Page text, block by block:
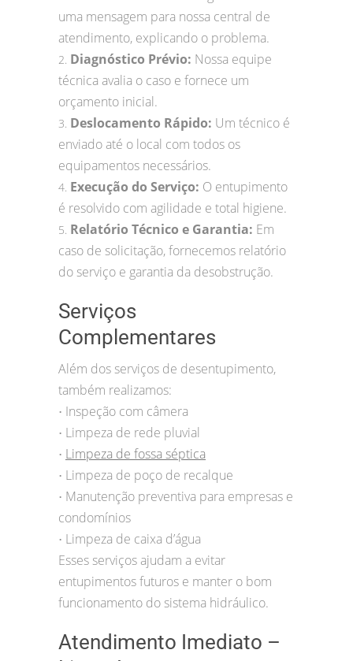
uma mensagem para nossa central de
atendimento, explicando o problema.
2. Diagnóstico Prévio: Nossa equipe
técnica avalia o caso e fornece um
orçamento inicial.
3. Deslocamento Rápido: Um técnico é
enviado até o local com todos os
equipamentos necessários.
4. Execução do Serviço: O entupimento
é resolvido com agilidade e total higiene.
5. Relatório Técnico e Garantia: Em
caso de solicitação, fornecemos relatório
do serviço e garantia da desobstrução.
Serviços
Complementares
Além dos serviços de desentupimento,
também realizamos:
• Inspeção com câmera
• Limpeza de rede pluvial
• Limpeza de fossa séptica
• Limpeza de poço de recalque
• Manutenção preventiva para empresas e
condomínios
• Limpeza de caixa d’água
Esses serviços ajudam a evitar
entupimentos futuros e manter o bom
funcionamento do sistema hidráulico.
Atendimento Imediato –